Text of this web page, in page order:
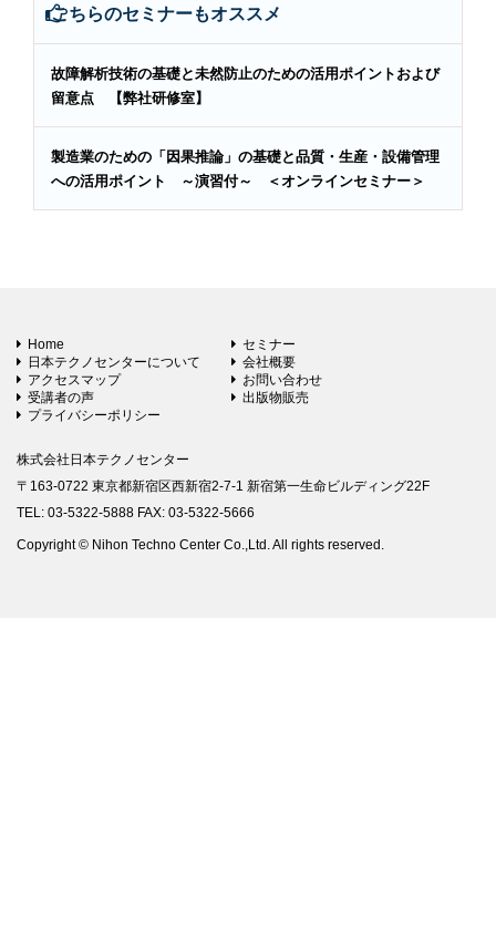
こちらのセミナーもオススメ
故障解析技術の基礎と未然防止のための活用ポイントおよび
留意点 【弊社研修室】
製造業のための「因果推論」の基礎と品質・生産・設備管理
への活用ポイント ～演習付～ ＜オンラインセミナー＞
Home
セミナー
日本テクノセンターについて
会社概要
アクセスマップ
お問い合わせ
受講者の声
出版物販売
プライバシーポリシー
株式会社日本テクノセンター
〒163-0722 東京都新宿区西新宿2-7-1 新宿第一生命ビルディング22F
TEL: 03-5322-5888 FAX: 03-5322-5666
Copyright © Nihon Techno Center Co.,Ltd. All rights reserved.